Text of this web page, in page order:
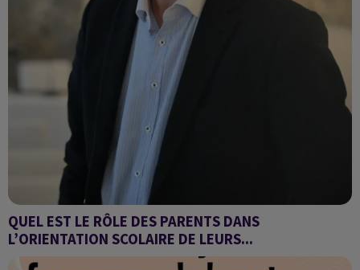
QUEL EST LE RÔLE DES PARENTS DANS
L’ORIENTATION SCOLAIRE DE LEURS...
Abdelkhalek HASSINI, Professeur Principal de classe de 3ème